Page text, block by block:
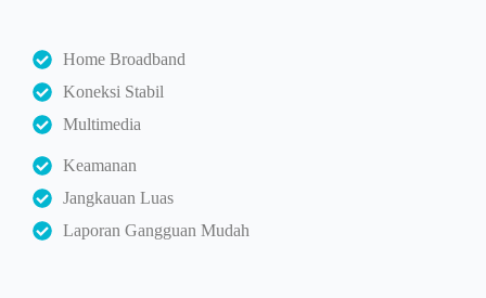
Home Broadband
Koneksi Stabil
Multimedia
Keamanan
Jangkauan Luas
Laporan Gangguan Mudah